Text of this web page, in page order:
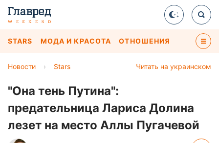
STARS МОДА И КРАСОТА ОТНОШЕНИЯ
Читать на украинском
Новости › Stars
"Она тень Путина":
предательница Лариса Долина
лезет на место Аллы Пугачевой